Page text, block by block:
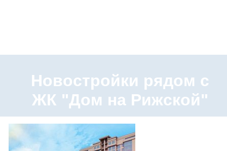
Новостройки рядом с
ЖК "Дом на Рижской"